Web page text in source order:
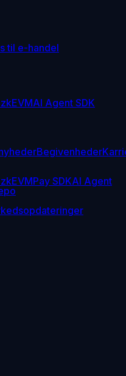
til e-handel
AI Agent SDK
Begivenheder
Pay SDKAI Agent